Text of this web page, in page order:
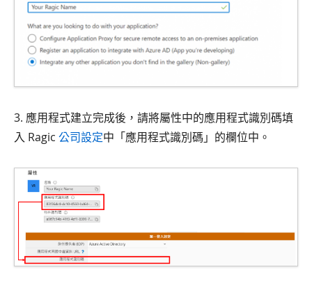
3. 應用程式建立完成後，請將屬性中的應用程式識別碼填
入 Ragic 公司設定中「應用程式識別碼」的欄位中。